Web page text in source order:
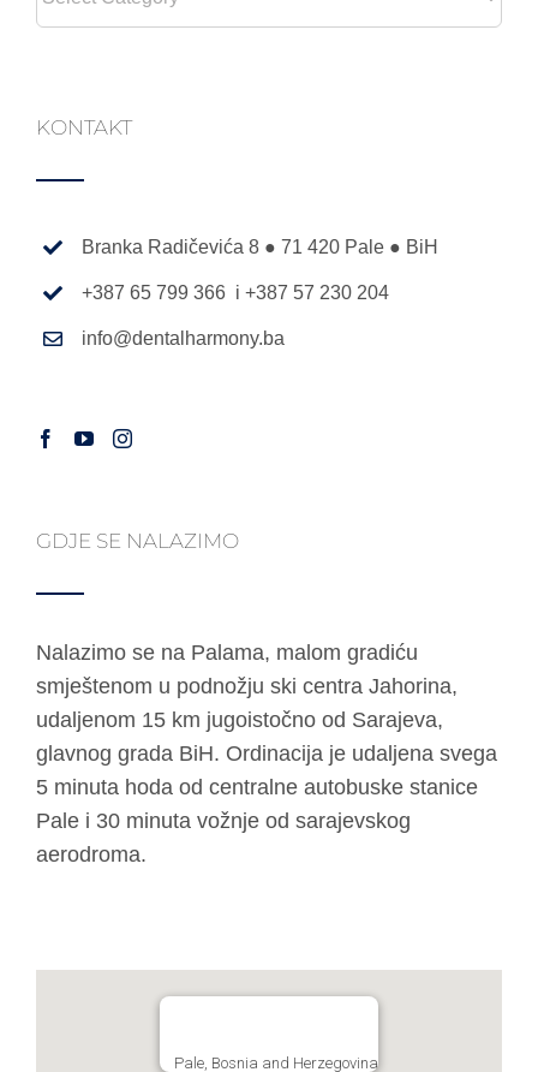
KONTAKT
Branka Radičevića 8 ● 71 420 Pale ● BiH
+387 65 799 366 i +387 57 230 204
info@dentalharmony.ba
GDJE SE NALAZIMO
Nalazimo se na Palama, malom gradiću
smještenom u podnožju ski centra Jahorina,
udaljenom 15 km jugoistočno od Sarajeva,
glavnog grada BiH. Ordinacija je udaljena svega
5 minuta hoda od centralne autobuske stanice
Pale i 30 minuta vožnje od sarajevskog
aerodroma.
Pale, Bosnia and Herzegovina